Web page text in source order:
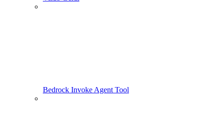
Bedrock Invoke Agent Tool